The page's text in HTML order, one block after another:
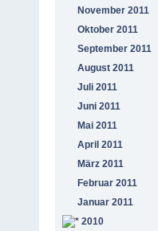
November 2011
Oktober 2011
September 2011
August 2011
Juli 2011
Juni 2011
Mai 2011
April 2011
März 2011
Februar 2011
Januar 2011
2010